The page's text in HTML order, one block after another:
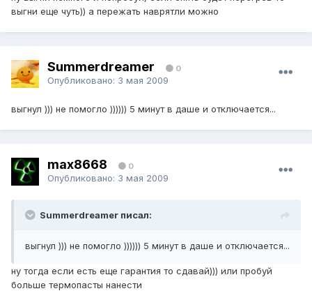
выгни еще чуть)) а пережать наврятли можно
Summerdreamer 0
Опубликовано: 3 мая 2009
выгнул ))) не помогло )))))) 5 минут в даше и отключается...
max8668 0
Опубликовано: 3 мая 2009
Summerdreamer писал:
выгнул ))) не помогло )))))) 5 минут в даше и отключается...
ну тогда если есть еще гарантия то сдавай))) или пробуй
больше термопасты нанести